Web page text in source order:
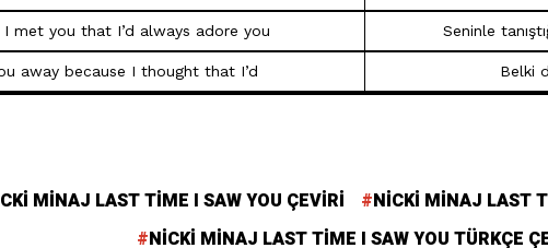
met you that I’d always adore you Seninle
away because I thought that I’d Belki
MINAJ LAST TIME I SAW YOU ÇEVIRI
NICKI MINAJ LAST
NICKI MINAJ LAST TIME I SAW YOU TÜRKÇE